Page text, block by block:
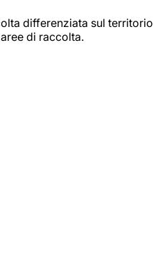
differenziata sul territorio
di raccolta.